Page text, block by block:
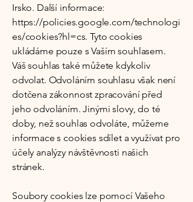
Irsko. Další informace:
https://policies.google.com/technologi
es/cookies?hl=cs. Tyto cookies
ukládáme pouze s Vaším souhlasem.
Váš souhlas také můžete kdykoliv
odvolat. Odvoláním souhlasu však není
dotčena zákonnost zpracování před
jeho odvoláním. Jinými slovy, do té
doby, než souhlas odvoláte, můžeme
informace s cookies sdílet a využívat pro
účely analýzy návštěvnosti našich
stránek.
Soubory cookies lze pomocí Vašeho